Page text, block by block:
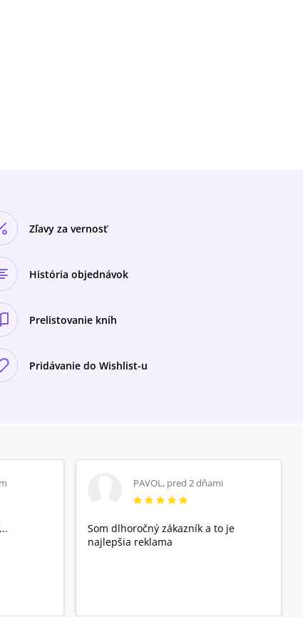
Zľavy za vernosť
História objednávok
Prelistovanie kníh
Pridávanie do Wishlist-u
PAVOL, pred 2 dňami
Som dlhoročný zákazník a to je
najlepšia reklama